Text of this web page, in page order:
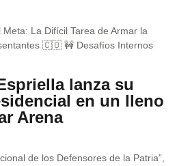
La Difícil Tarea de Armar la
🇨🇴 🚧 Desafíos Internos
lanza su
en un lleno
Arena
de los Defensores de la Patria”,